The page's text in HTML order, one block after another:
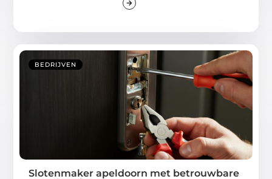
BEDRIJVEN
Slotenmaker apeldoorn met betrouwbare